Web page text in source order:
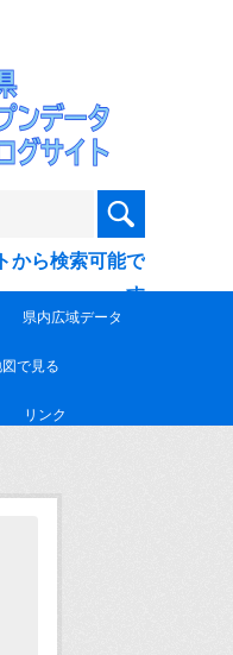
から検索可能で
す
県内広域データ
で見る
リンク